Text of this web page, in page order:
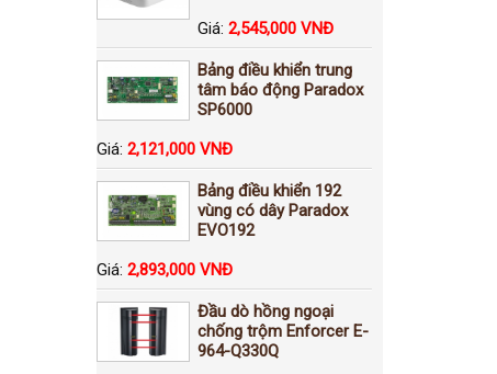
Giá: 2,545,000 VNĐ
Bảng điều khiển trung
tâm báo động Paradox
SP6000
Giá: 2,121,000 VNĐ
Bảng điều khiển 192
vùng có dây Paradox
EVO192
Giá: 2,893,000 VNĐ
Đầu dò hồng ngoại
chống trộm Enforcer E-
964-Q330Q